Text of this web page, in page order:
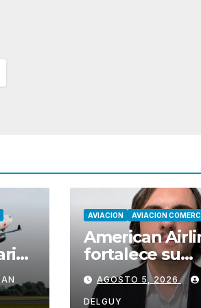
AVIACION AVIACION
American
fortalece su
liderazgo
en el Cono
AGOSTO 5, 2026
DELGUY